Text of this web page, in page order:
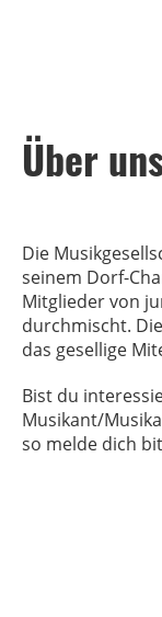
Über
Die
seinem Dorf-
Mitglieder von
durchmischt.
das gesellige
Bist du
Musikant/
so melde dich